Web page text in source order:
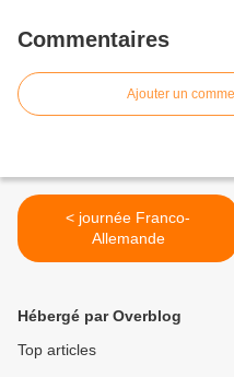
Commentaires
Ajouter un
< journée Franco-
Allemande
Hébergé par Overblog
Top articles